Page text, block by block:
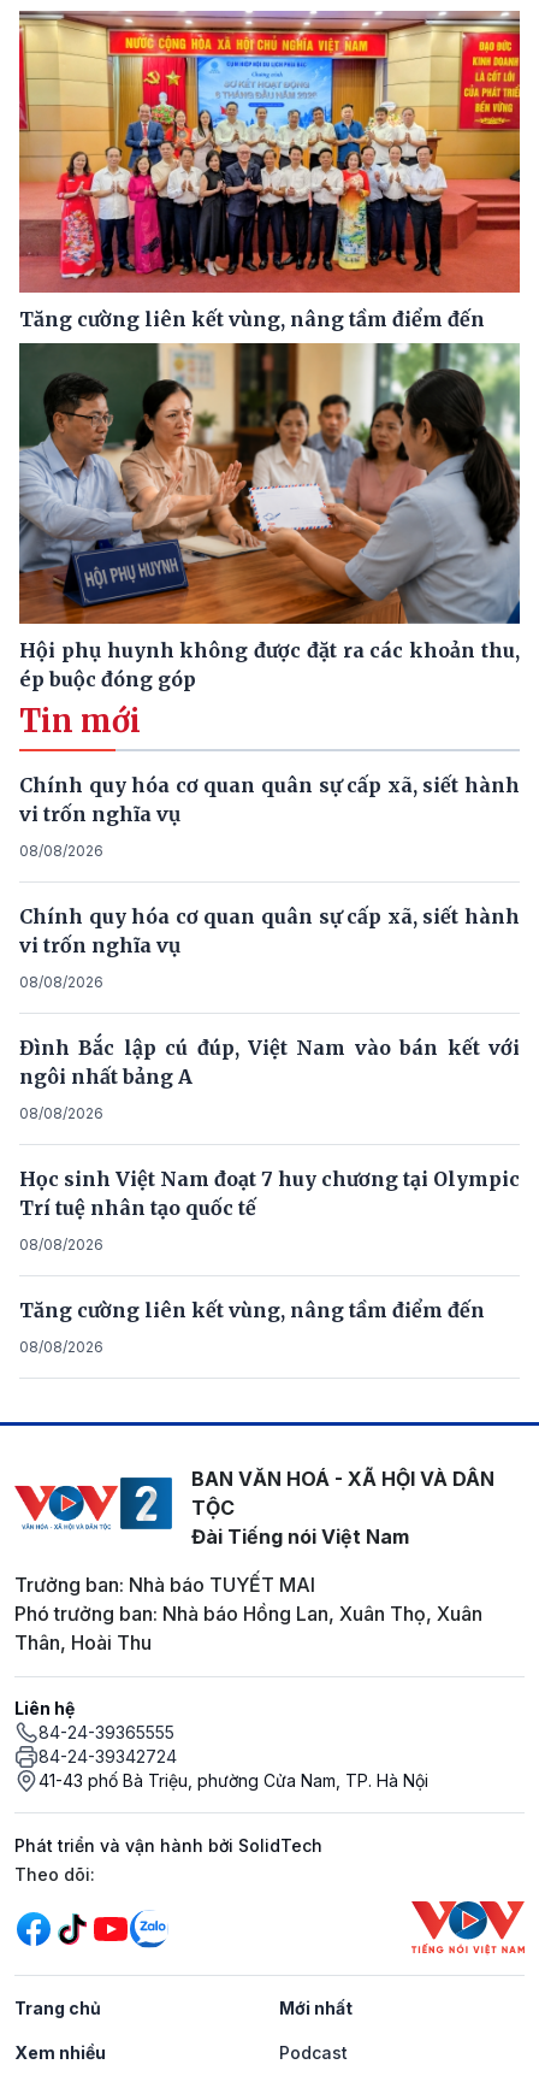
Tăng cường liên kết vùng, nâng tầm điểm đến
Hội phụ huynh không được đặt ra các khoản thu,
ép buộc đóng góp
Tin mới
Chính quy hóa cơ quan quân sự cấp xã, siết hành
vi trốn nghĩa vụ
08/08/2026
Chính quy hóa cơ quan quân sự cấp xã, siết hành
vi trốn nghĩa vụ
08/08/2026
Đình Bắc lập cú đúp, Việt Nam vào bán kết với
ngôi nhất bảng A
08/08/2026
Học sinh Việt Nam đoạt 7 huy chương tại Olympic
Trí tuệ nhân tạo quốc tế
08/08/2026
Tăng cường liên kết vùng, nâng tầm điểm đến
08/08/2026
BAN VĂN HOÁ - XÃ HỘI VÀ DÂN
TỘC
Đài Tiếng nói Việt Nam
Trưởng ban: Nhà báo TUYẾT MAI
Phó trưởng ban: Nhà báo Hồng Lan, Xuân Thọ, Xuân
Thân, Hoài Thu
Liên hệ
84-24-39365555
84-24-39342724
41-43 phố Bà Triệu, phường Cửa Nam, TP. Hà Nội
Phát triển và vận hành bởi SolidTech
Mạng xã hội
Theo dõi:
Trang chủ Mới nhất
Xem nhiều Podcast